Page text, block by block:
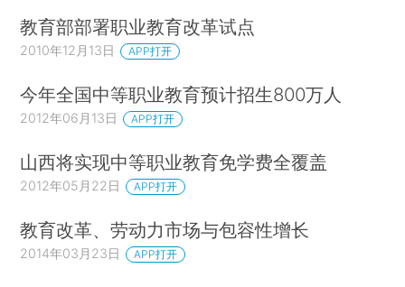
教育部部署职业教育改革试点
2010年12月13日 APP打开
今年全国中等职业教育预计招生800万人
2012年06月13日 APP打开
山西将实现中等职业教育免学费全覆盖
2012年05月22日 APP打开
教育改革、劳动力市场与包容性增长
2014年03月23日 APP打开